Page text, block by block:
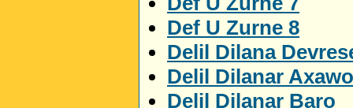
Def U Zurne 8
Delil Dilana
Delil Dilanar
Delil Dilanar Baro